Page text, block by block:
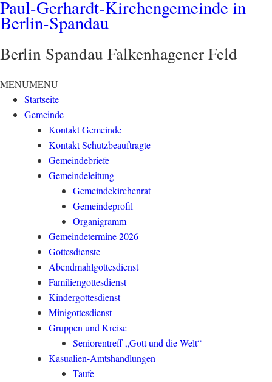
Paul-Gerhardt-Kirchengemeinde in
Berlin-Spandau
Berlin Spandau Falkenhagener Feld
MENUMENU
Startseite
Gemeinde
Kontakt Gemeinde
Kontakt Schutzbeauftragte
Gemeindebriefe
Gemeindeleitung
Gemeindekirchenrat
Gemeindeprofil
Organigramm
Gemeindetermine 2026
Gottesdienste
Abendmahlgottesdienst
Familiengottesdienst
Kindergottesdienst
Minigottesdienst
Gruppen und Kreise
Seniorentreff „Gott und die Welt“
Kasualien-Amtshandlungen
Taufe